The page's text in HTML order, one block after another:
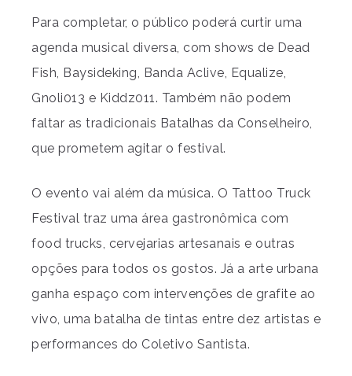
Para completar, o público poderá curtir uma
agenda musical diversa, com shows de Dead
Fish, Baysideking, Banda Aclive, Equalize,
Gnoli013 e Kiddz011. Também não podem
faltar as tradicionais Batalhas da Conselheiro,
que prometem agitar o festival.
O evento vai além da música. O Tattoo Truck
Festival traz uma área gastronômica com
food trucks, cervejarias artesanais e outras
opções para todos os gostos. Já a arte urbana
ganha espaço com intervenções de grafite ao
vivo, uma batalha de tintas entre dez artistas e
performances do Coletivo Santista.